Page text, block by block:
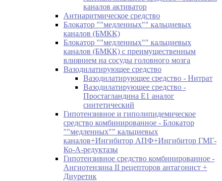
каналов активатор
Антиаритмическое средство
Блокатор ""медленных"" кальциевых
каналов (БМКК)
Блокатор ""медленных"" кальциевых
каналов (БМКК) с преимущественным
влиянием на сосуды головного мозга
Вазодилатирующее средство
Вазодилатирующее средство - Нитрат
Вазодилатирующее средство -
Простагландина Е1 аналог
синтетический
Гипотензивное и гиполипидемическое
средство комбинированное - Блокатор
""медленных"" кальциевых
каналов+Ингибитор АПФ+Ингибитор ГМГ-
Ко-А-редуктазы
Гипотензивное средство комбинированное -
Ангиотензина II рецепторов антагонист +
Диуретик